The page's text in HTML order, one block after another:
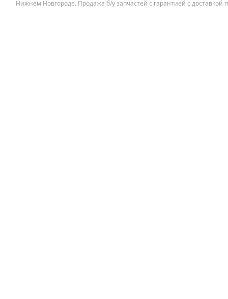
Нижнем Новгороде. Продажа б/у запчастей с гарантией с доставкой